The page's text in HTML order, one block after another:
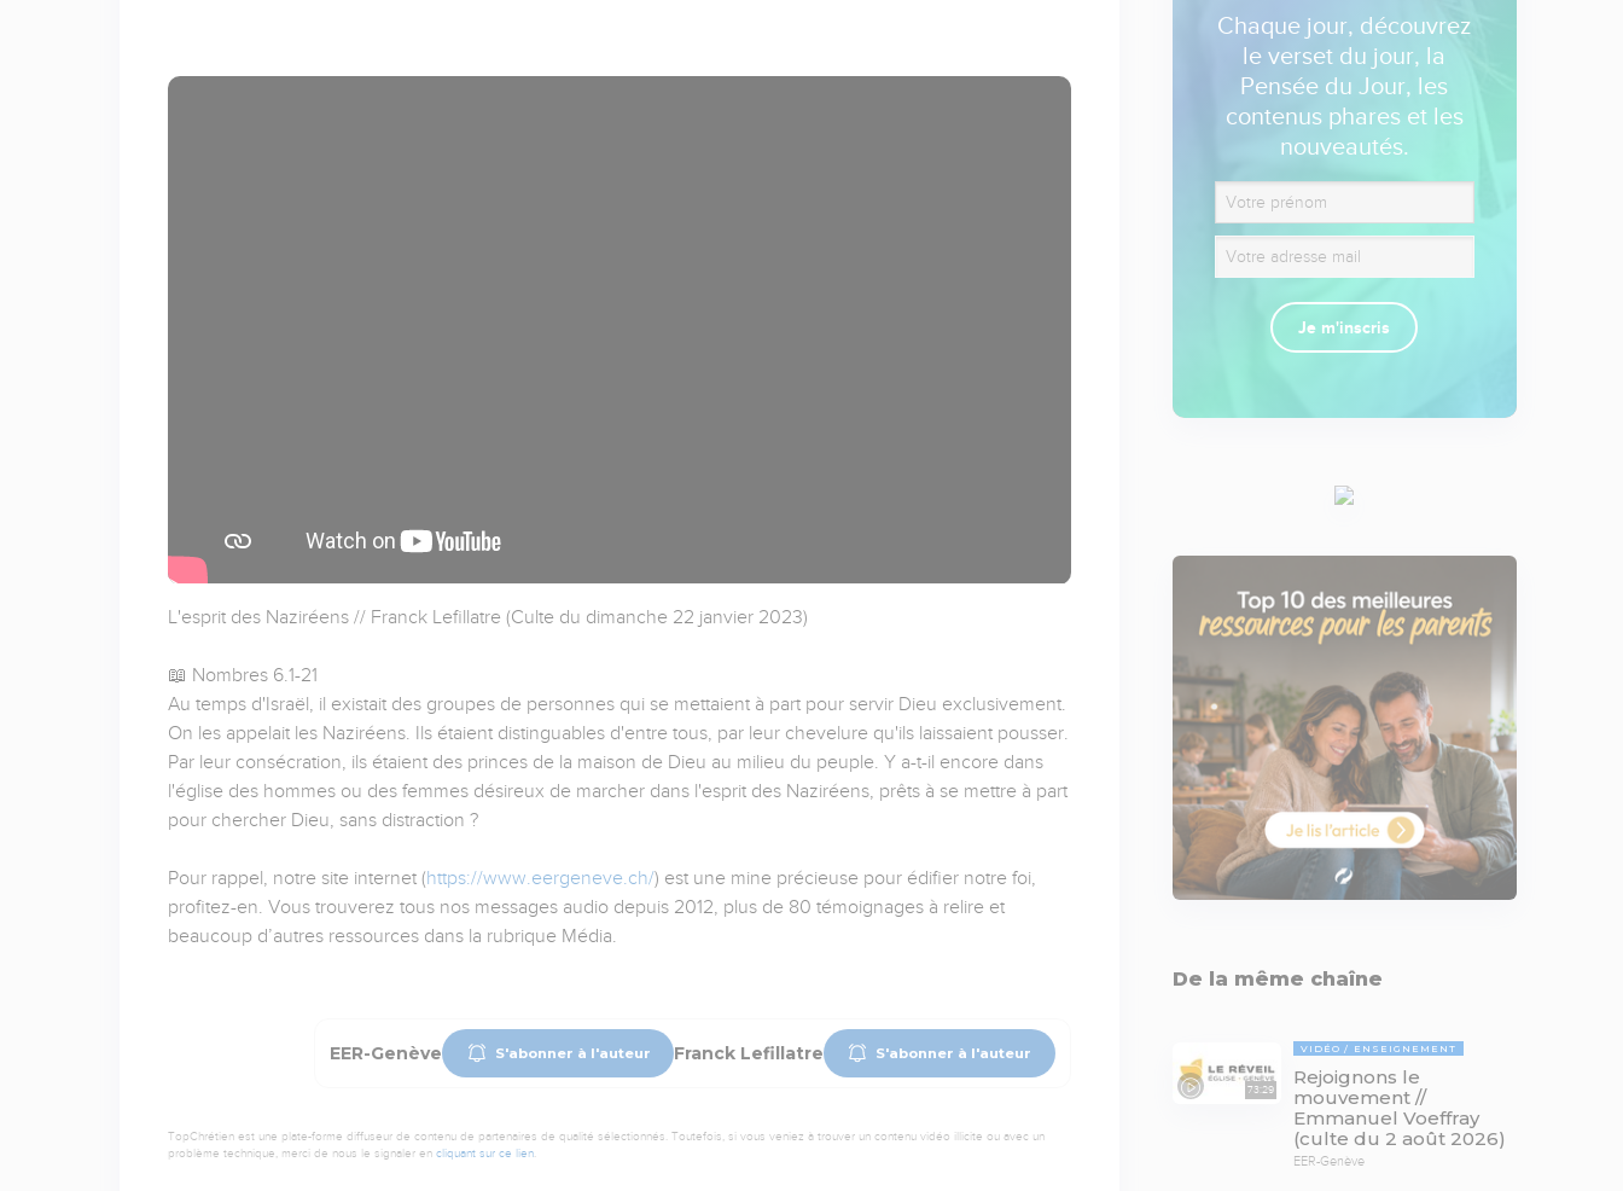
L'esprit des Naziréens // Franck Lefillatre (Culte du dimanche 22 janvier 2023)
📖 Nombres 6.1-21
Au temps d'Israël, il existait des groupes de personnes qui se mettaient à part pour servir Dieu exclusivement.
On les appelait les Naziréens. Ils étaient distinguables d'entre tous, par leur chevelure qu'ils laissaient pousser.
Par leur consécration, ils étaient des princes de la maison de Dieu au milieu du peuple. Y a-t-il encore dans
l'église des hommes ou des femmes désireux de marcher dans l'esprit des Naziréens, prêts à se mettre à part
pour chercher Dieu, sans distraction ?
Pour rappel, notre site internet (https://www.eergeneve.ch/) est une mine précieuse pour édifier notre foi,
profitez-en. Vous trouverez tous nos messages audio depuis 2012, plus de 80 témoignages à relire et
beaucoup d’autres ressources dans la rubrique Média.
EER-Genève S'abonner à l'auteur Franck Lefillatre S'abonner à l'auteur
TopChrétien est une plate-forme diffuseur de contenu de partenaires de qualité sélectionnés. Toutefois, si vous veniez à trouver un contenu vidéo illicite ou avec un
problème technique, merci de nous le signaler en cliquant sur ce lien.
Chaque jour, découvrez
le verset du jour, la
Pensée du Jour, les
contenus phares et les
nouveautés.
Je m'inscris
De la même chaîne
73:29
VIDÉO ENSEIGNEMENT
Rejoignons le
mouvement //
Emmanuel Voeffray
(culte du 2 août 2026)
EER-Genève